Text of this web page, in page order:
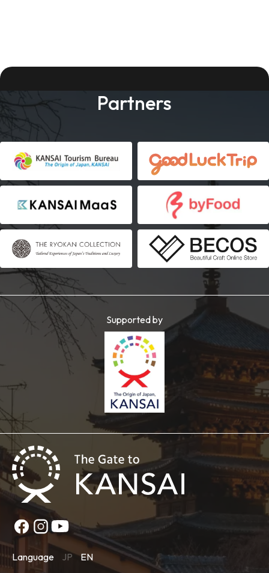
Partners
Supported by
Language JP EN